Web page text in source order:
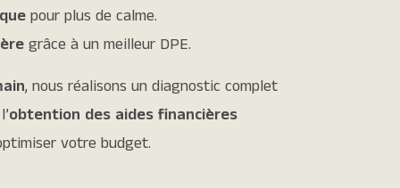
pour plus de calme.
grâce à un meilleur DPE.
, nous réalisons un diagnostic complet
obtention des aides financières
votre budget.